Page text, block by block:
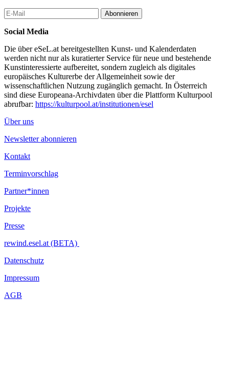
Abonnieren
Social Media
Die über eSeL.at bereitgestellten Kunst- und Kalenderdaten
werden nicht nur als kuratierter Service für neue und bestehende
Kunstinteressierte aufbereitet, sondern zugleich als digitales
europäisches Kulturerbe der Allgemeinheit sowie der
wissenschaftlichen Nutzung zugänglich gemacht. In Österreich
sind diese Europeana-Archivdaten über die Plattform Kulturpool
abrufbar: https://kulturpool.at/institutionen/esel
Über uns
Newsletter abonnieren
Kontakt
Terminvorschlag
Partner*innen
Projekte
Presse
rewind.esel.at (BETA)
Datenschutz
Impressum
AGB